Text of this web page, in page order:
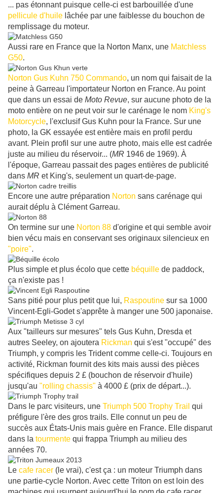
... pas étonnant puisque celle-ci est barbouillée d'une
pellicule d'huile lâchée par une faiblesse du bouchon de
remplissage du moteur.
Aussi rare en France que la Norton Manx, une Matchless
G50.
Norton Gus Kuhn 750 Commando, un nom qui faisait de la
peine à Garreau l'importateur Norton en France. Au point
que dans un essai de Moto Revue, sur aucune photo de la
moto entière on ne peut voir sur le carénage le nom King's
Motorcycle, l'exclusif Gus Kuhn pour la France. Sur une
photo, la GK essayée est entière mais en profil perdu
avant. Plein profil sur une autre photo, mais elle est cadrée
juste au milieu du réservoir... (MR 1946 de 1969). À
l'époque, Garreau passait des pages entières de publicité
dans MR et King's, seulement un quart-de-page.
Encore une autre préparation Norton sans carénage qui
aurait déplu à Clément Garreau.
On termine sur une Norton 88 d'origine et qui semble avoir
bien vécu mais en conservant ses originaux silencieux en
"poire".
Plus simple et plus écolo que cette béquille de paddock,
ça n'existe pas !
Sans pitié pour plus petit que lui, Raspoutine sur sa 1000
Vincent-Egli-Godet s'apprête à manger une 500 japonaise.
Aux "tailleurs sur mesures" tels Gus Kuhn, Dresda et
autres Seeley, on ajoutera Rickman qui s'est "occupé" des
Triumph, y compris les Trident comme celle-ci. Toujours en
activité, Rickman fournit des kits mais aussi des pièces
spécifiques depuis 2 £ (bouchon de réservoir d'huile)
jusqu'au "rolling chassis" à 4000 £ (prix de départ...).
Dans le parc visiteurs, une Triumph 500 Trophy Trail qui
préfigure l'ère des gros trails. Elle connut un peu de
succès aux États-Unis mais guère en France. Elle disparut
dans la tourmente qui frappa Triumph au milieu des
années 70.
Le cafe racer (le vrai), c'est ça : un moteur Triumph dans
une partie-cycle Norton. Avec cette Triton on est loin des